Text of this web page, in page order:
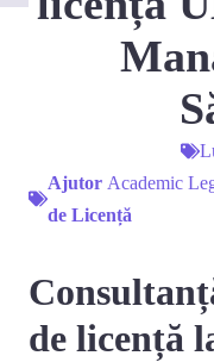
Ajutor Academic
de Licență
de licență